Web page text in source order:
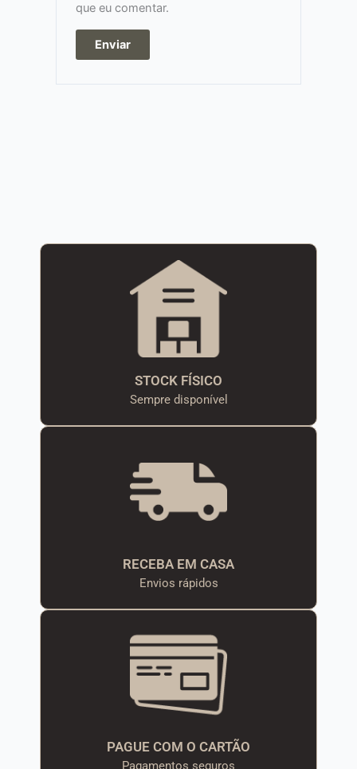
que eu comentar.
STOCK FÍSICO
Sempre disponível
RECEBA EM CASA
Envios rápidos
PAGUE COM O CARTÃO
Pagamentos seguros